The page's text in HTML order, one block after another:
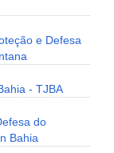
e Defesa
- TJBA
do
Bahia